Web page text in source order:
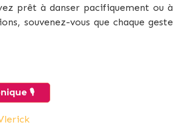
prêt à danser pacifiquement ou à
souvenez-vous que chaque geste
🎙️